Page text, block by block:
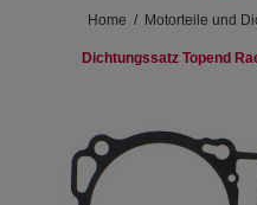
Home / Motorteile und
Dichtungssatz Topend